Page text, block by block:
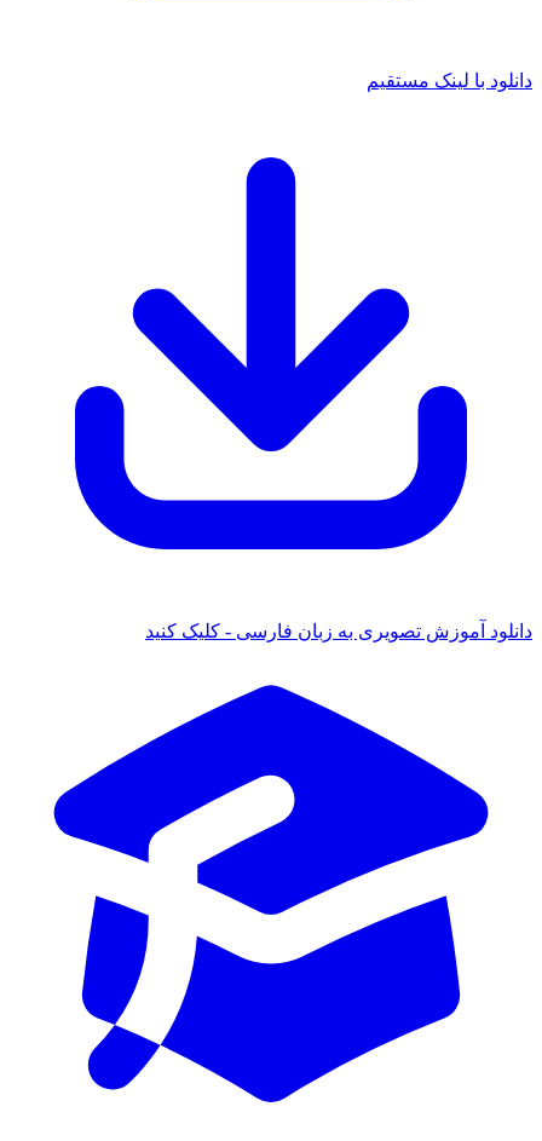
دانلود با لینک مستقیم
دانلود آموزش تصویری به زبان فارسی - کلیک کنید